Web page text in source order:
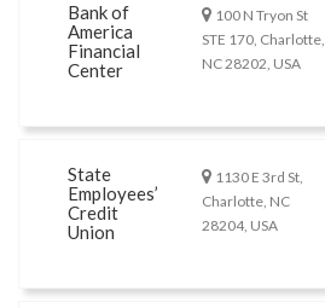
Bank of
America
Financial
Center
100 N Tryon St
STE 170, Charlotte,
NC 28202, USA
State
Employees’
Credit
Union
1130 E 3rd St,
Charlotte, NC
28204, USA